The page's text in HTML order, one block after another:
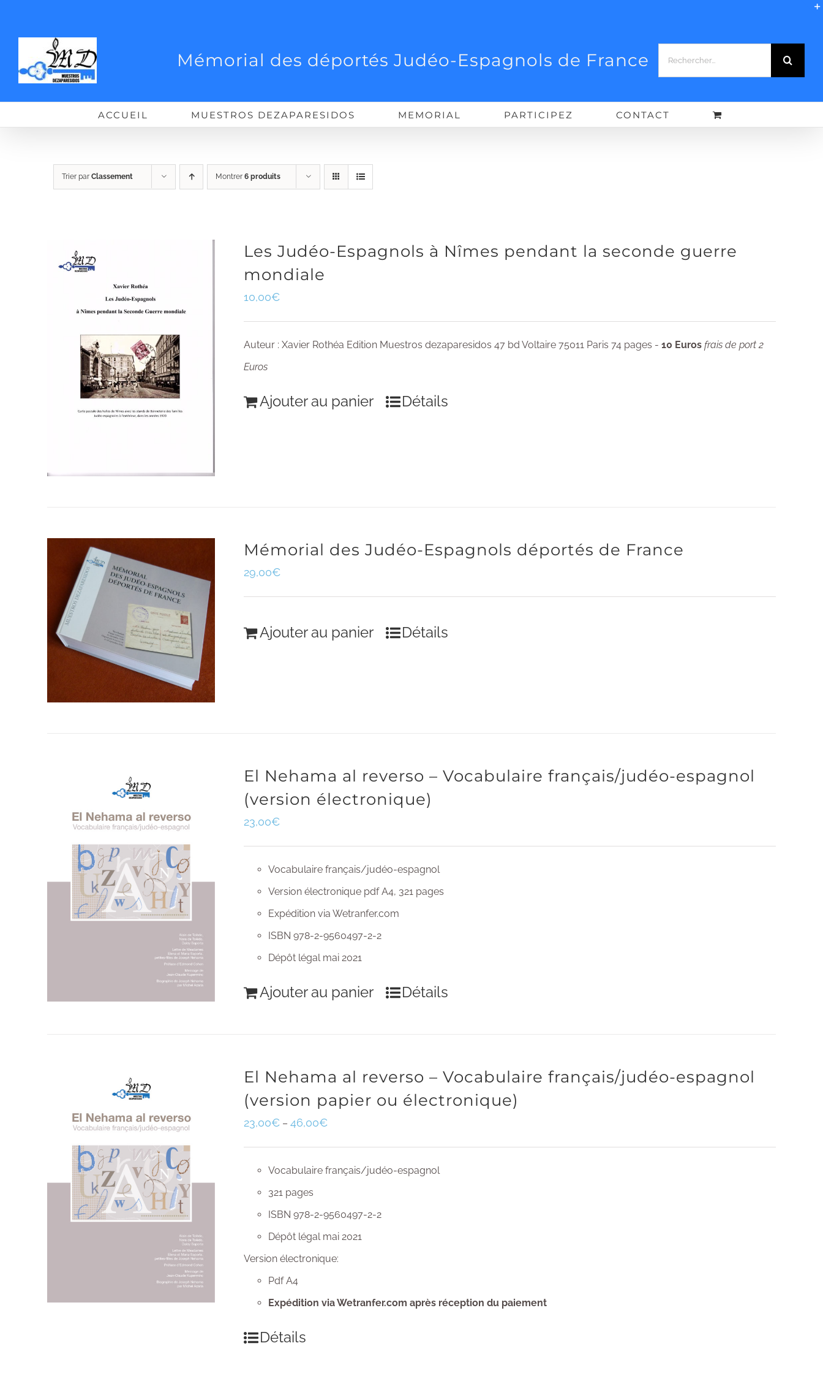
Mémorial des déportés Judéo-Espagnols de France
ACCUEIL MUESTROS DEZAPARESIDOS MEMORIAL PARTICIPEZ CONTACT
Trier par Classement Montrer 6 produits
Les Judéo-Espagnols à Nîmes pendant la seconde guerre
mondiale
10,00€
Auteur : Xavier Rothéa Edition Muestros dezaparesidos 47 bd Voltaire 75011 Paris 74 pages -10 Euros frais de port 2
Euros
Ajouter au panier Détails
Mémorial des Judéo-Espagnols déportés de France
29,00€
Ajouter au panier Détails
El Nehama al reverso – Vocabulaire français/judéo-espagnol
(version électronique)
23,00€
Vocabulaire français/judéo-espagnol
Version électronique pdf A4, 321 pages
Expédition via Wetranfer.com
ISBN 978-2-9560497-2-2
Dépôt légal mai 2021
Ajouter au panier Détails
El Nehama al reverso – Vocabulaire français/judéo-espagnol
(version papier ou électronique)
23,00€ –46,00€
Vocabulaire français/judéo-espagnol
321 pages
ISBN 978-2-9560497-2-2
Dépôt légal mai 2021
Version électronique:
Pdf A4
Expédition via Wetranfer.com après réception du paiement
Détails